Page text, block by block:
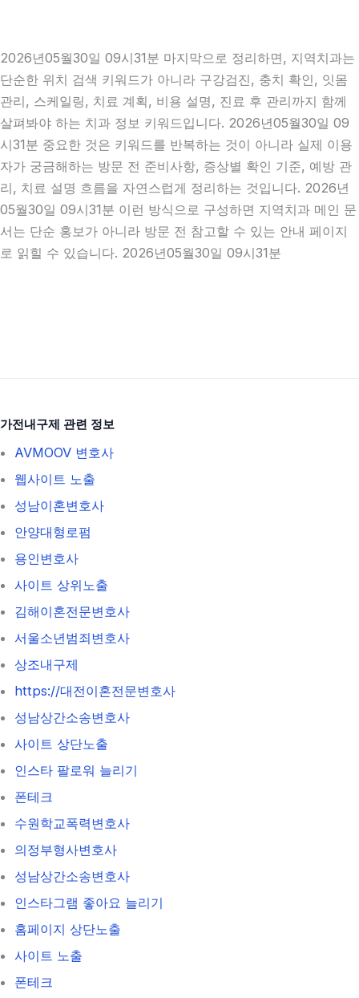
2026년05월30일 09시31분 마지막으로 정리하면, 지역치과는
단순한 위치 검색 키워드가 아니라 구강검진, 충치 확인, 잇몸
관리, 스케일링, 치료 계획, 비용 설명, 진료 후 관리까지 함께
살펴봐야 하는 치과 정보 키워드입니다. 2026년05월30일 09
시31분 중요한 것은 키워드를 반복하는 것이 아니라 실제 이용
자가 궁금해하는 방문 전 준비사항, 증상별 확인 기준, 예방 관
리, 치료 설명 흐름을 자연스럽게 정리하는 것입니다. 2026년
05월30일 09시31분 이런 방식으로 구성하면 지역치과 메인 문
서는 단순 홍보가 아니라 방문 전 참고할 수 있는 안내 페이지
로 읽힐 수 있습니다. 2026년05월30일 09시31분
가전내구제 관련 정보
AVMOOV 변호사
웹사이트 노출
성남이혼변호사
안양대형로펌
용인변호사
사이트 상위노출
김해이혼전문변호사
서울소년범죄변호사
상조내구제
https://대전이혼전문변호사
성남상간소송변호사
사이트 상단노출
인스타 팔로워 늘리기
폰테크
수원학교폭력변호사
의정부형사변호사
성남상간소송변호사
인스타그램 좋아요 늘리기
홈페이지 상단노출
사이트 노출
폰테크